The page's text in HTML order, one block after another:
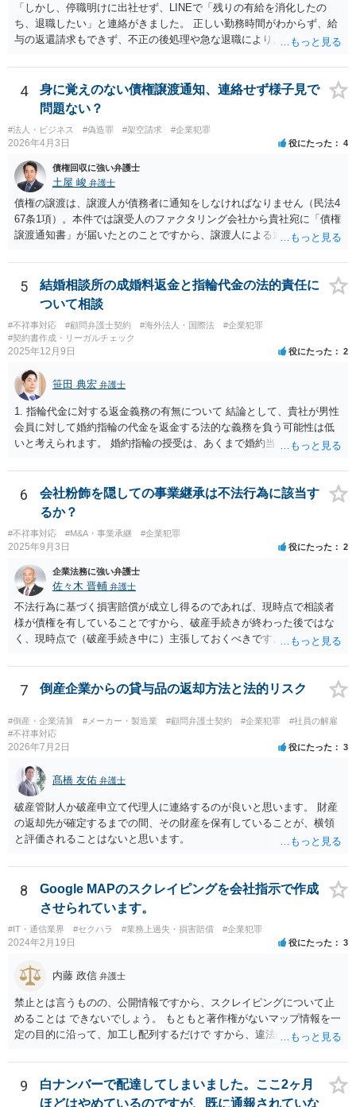
「しかし、停職明けに出社せず、LINEで「残りの有給を消化したの
ち、退職したい」と連絡がきました。 正しい勤務時間がわからず、給
与の返還請求もできず、不正の後処理や急な退職により、社や他のス
状況です。」 大変悪質ですね。打刻場所のデータと、これまでのタイ
ムカードの虚偽を確認し、突き付けて責任を問題にすることになるで
しょう。 詐欺もありうるでしょうね。 「正しい時間がわからないとい
うタイムカード不正打刻による返還請求はどのようにおこなえばよい
でしょうか？」 想定できる虚偽を前提に、相手と協議して詰めればよ
いかと思います。 確実な記録があれば、それによるのがよいですが、
すべては不可能でしょうので。 相手の言動には早急には返事をせずに
弁護士と相談しながら、対応策を検討する方がよいでしょう。 また、
返還が難しい場合、損害賠償を請求する事はできますでしょうか？ 法
的には可能ですが、立証の問題があります。 協議でも問題にできそう
ですが、調停なども検討できるでしょう。 また、返還請求も損害賠償
請求もせず、「詐欺」として、警察に被害届を出す事は可能でしょう
か？ 内容的には検討できますが、立証は、民事よりさらにワンランク
上がります。 警察に相談されてもよい事案だとは思います。
4
身に覚えのない債権譲渡通知、連絡せず様子見で
問題ない？
#法人・ビジネス #偽造罪 #架空請求 #企業犯罪
2026年4月3日 役にたった 4
債権回収に強い弁護士
土屋 峻 弁護士
債権の譲渡は、譲渡人が債務者に通知をしなければなりません（民法4
67条1項）。本件では譲受人のファクタリング会社から貴社宛に「債権
譲渡通知書」が届いたとのことですから、譲渡人による通知ではない
は、当該ファクタリング会社が詐称譲受人の可能性があるとすら指摘
できるでしょう。 次に、たとえファクタリング会社からの「債権譲渡
通知書」であっても、それが譲渡人の個人事業主の委託を受けてなさ
れていた場合等であり、債務者対抗要件の問題をクリアされていたと
しても、当該ファクタリング会社が譲受債権請求訴訟を提起する場
合、譲受債権の発生原因事実を立証しなければなりません。 「譲渡人
現在・将来ともに存在しないと断言でき」ないということであれば、
この立証の見込みが立たないでしょうから、訴訟になったとしても、
かかる点で争うべきでしょう（といっても否認すれば足りると思いま
す。）。 以上述べましたが、令和7年12月から令和11年までに発生す
る一切の債権となれば、約4年という一定の期間の将来債権譲渡とな
ます。ご不安な気持ちを解消するために、法律事務所にご相談に赴く
ことを検討されても良いでしょう。
5
結婚相談所の成婚料返金と指輪代金の法的責任に
ついて相談
#不祥事対応 #顧問弁護士契約 #海外法人・国際法
#企業犯罪
#契約書作成・リーガルチェック
2025年12月9日 役にたった 2
笹田 典宏 弁護士
1. 指輪代金に対する返金義務の有無について 結論として、貴社が男性
会員に対して婚約指輪の代金を返金する法的な義務を負う可能性は低
いと考えられます。 婚約指輪の授受は、あくまで婚約当事者である男
貴社は、その贈与契約の当事者ではありません。したがって、仮に女
性が返金義務を負う場合であっても、貴社が返金義務を負う法的根拠
は見当たりません。 また、国際結婚の仲介契約に関する裁判例では、
会員の個人的な理由による破談で追加的に発生した費用は会員自身が
負担すべきであり、仲介業者に責任がない限り、成婚料の支払いを拒
絶することはできないと判断されています。この裁判例は、仲介業者
の責任範囲が、会員間の個人的な問題とは切り離して考えられること
を示唆しており、本件でも同様に、指輪の返還が貴社の責任範囲外の
問題であると主張する上で参考になります。 2. 今後の対応について
相手方代理人に対し、内容証明郵便などで書面にて貴社の見解を明確
に伝えることが重要です。その書面には、以下の内容を盛り込むこと
が考えられます。 成婚料について: 円満な解決を優先する観点から、
経営判断として返金に応じる意向であることを伝える（ただし、法的
には上記の裁判例のように、貴社に返金義務は無いと判断される可能
性が高いと思われます。）。 指輪代金について: 前述の通り、男性会
ないことを、法的根拠と共に冷静に主張する。 「刑事訴訟」との主張
に対して: 本件は、契約の履行や返金を巡る民事上の紛争であり、貴社
があったとは考えにくく、刑事事件として立件される可能性は極めて
低いと思われます。 3. 警察からの連絡について 警察は「民事不介
入」を原則としており、契約トラブルなどの個人間の紛争に介入する
ことはありません。しかし、事件性があるかどうかを判断するため
に、関係者から事情を聴くことがあります。その場合には誠実な事実
6
会社粉飾を隠しての事業継承は不法行為に該当す
るか？
#不祥事対応 #M&A・事業承継 #企業犯罪
2025年9月3日 役にたった 2
企業法務に強い弁護士
佐々木 晋輔 弁護士
不法行為に基づく損害賠償が成立し得るのであれば、現時点で相談者
様が債権を有していることですから、破産手続きが終わった後ではな
く、現時点で（破産手続き中に）主張しておくべきです。 また、「会
という点について、破産する親会社から子会社に対して何らかの請求
の余地があるかもしれませんので、裁判所（破産管財人）に具体的な
状況を説明しておくべきだと思います。 上記に関しては、相談者様か
ら破産を依頼している申立代理人に説明し、申立代理人から裁判所
（破産管財人）に説明してもらうのが通常の流れです。 申立代理人は
先代社長と関係があるとのことですが、すくなくとも相談者様から申
立代理人にしっかりと伝えて、申立代理人がどう対応するのか確認し
ておいたほうがいいと思います。
7 倒産企業からの貸与品の返却方法と法的リスク
#倒産・企業清算 #メーカー・製造業 #顧問弁護士契約 #企業犯罪
#社員の解雇
#不祥事対応
2026年7月2日 役にたった 3
髙橋 友佑 弁護士
破産管財人か破産申立て代理人に連絡するのが良いと思います。 財産
の返却先が確定するまでの間、その財産を保有していることが、横領
と評価されることはないと思います。
8
Google MAPのスクレイピングを会社指示で作成
させられています。
#IT・通信業界 #セクハラ #業務上過失・損害賠償 #企業犯罪
2024年2月19日 役にたった 3
内藤 政信 弁護士
禁止とは言うものの、公開情報ですから、スクレイピングについて止
めることは できないでしょう。 もともと著作権がないマップ情報を一
定の目的に沿って、加工し配列するだけで すから、違法の問題は生じ
した会社ですね。（私見）
9
白ナンバーで配達してしまいました。ここ2ヶ月
ほどはやめているのですが、既に通報されていな